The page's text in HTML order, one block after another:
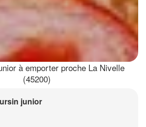
à emporter proche La Nivelle
(45200)
junior